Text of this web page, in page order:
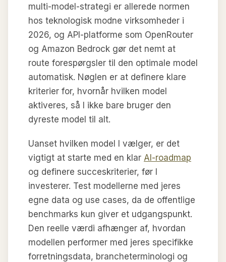
multi-model-strategi er allerede normen
hos teknologisk modne virksomheder i
2026, og API-platforme som OpenRouter
og Amazon Bedrock gør det nemt at
route forespørgsler til den optimale model
automatisk. Nøglen er at definere klare
kriterier for, hvornår hvilken model
aktiveres, så I ikke bare bruger den
dyreste model til alt.
Uanset hvilken model I vælger, er det
vigtigt at starte med en klar AI-roadmap
og definere succeskriterier, før I
investerer. Test modellerne med jeres
egne data og use cases, da de offentlige
benchmarks kun giver et udgangspunkt.
Den reelle værdi afhænger af, hvordan
modellen performer med jeres specifikke
forretningsdata, brancheterminologi og